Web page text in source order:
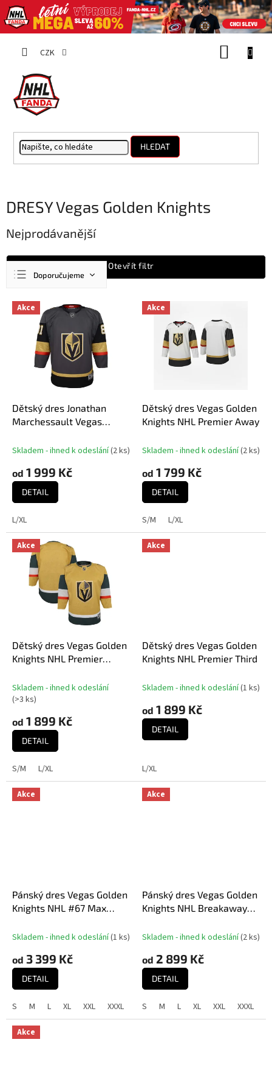
CZK
HLEDAT
DRESY Vegas Golden Knights
Nejprodávanější
Doporučujeme
Nejdražší
Nejprodávanější
Abecedně
Otevřít filtr
V Akce
Dětský dres Jonathan
Marchessault Vegas
Premier Home
Skladem - ihned k odeslání(2 ks)
od 1 999 Kč
DETAIL
L/XL
Akce
Dětský dres Vegas Golden
Knights NHL Premier Away
Skladem - ihned k odeslání(2 ks)
od 1 799 Kč
DETAIL
S/M L/XL
Akce
Dětský dres Vegas Golden
Knights NHL Premier
Skladem - ihned k odeslání
(>3 ks)
od 1 899 Kč
DETAIL
S/M L/XL
Akce
Dětský dres Vegas Golden
Knights NHL Premier Third
Skladem - ihned k odeslání(1 ks)
od 1 899 Kč
DETAIL
L/XL
Akce
Pánský dres Vegas Golden
Knights NHL #67 Max
Alternate Jersey
Skladem - ihned k odeslání(1 ks)
od 3 399 Kč
DETAIL
S M L XL XXL XXXL
Akce
Pánský dres Vegas Golden
Knights NHL Breakaway
Skladem - ihned k odeslání(2 ks)
od 2 899 Kč
DETAIL
S M L XL XXL XXXL
Akce